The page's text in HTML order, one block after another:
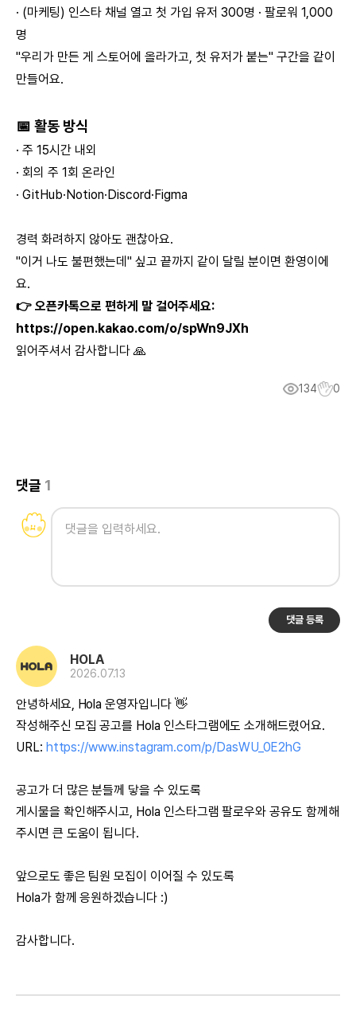
· (마케팅) 인스타 채널 열고 첫 가입 유저 300명 · 팔로워 1,000
명
"우리가 만든 게 스토어에 올라가고, 첫 유저가 붙는" 구간을 같이
만들어요.
📅 활동 방식
· 주 15시간 내외
· 회의 주 1회 온라인
· GitHub·Notion·Discord·Figma
경력 화려하지 않아도 괜찮아요.
"이거 나도 불편했는데" 싶고 끝까지 같이 달릴 분이면 환영이에
요.
👉 오픈카톡으로 편하게 말 걸어주세요:
https://open.kakao.com/o/spWn9JXh
읽어주셔서 감사합니다 🙏
134 0
댓글 1
댓글 등록
HOLA
2026.07.13
안녕하세요, Hola 운영자입니다 👋
작성해주신 모집 공고를 Hola 인스타그램에도 소개해드렸어요.
URL: https://www.instagram.com/p/DasWU_0E2hG
공고가 더 많은 분들께 닿을 수 있도록
게시물을 확인해주시고, Hola 인스타그램 팔로우와 공유도 함께해
주시면 큰 도움이 됩니다.
앞으로도 좋은 팀원 모집이 이어질 수 있도록
Hola가 함께 응원하겠습니다 :)
감사합니다.